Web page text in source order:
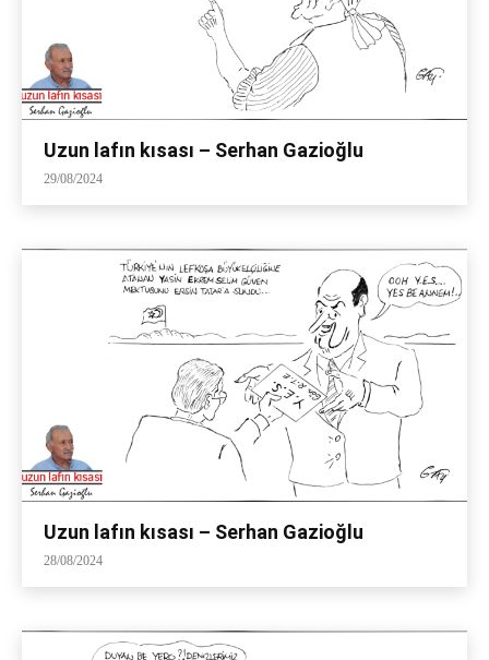
Uzun lafın kısası – Serhan Gazioğlu
29/08/2024
Uzun lafın kısası – Serhan Gazioğlu
28/08/2024